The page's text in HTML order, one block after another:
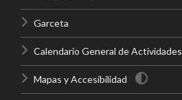
Garceta
Calendario General de Actividades
Mapas y Accesibilidad